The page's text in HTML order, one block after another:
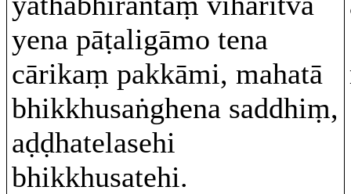
yena pāṭaligāmo tena
cārikaṃ pakkāmi, mahatā
bhikkhusaṅghena saddhiṃ,
aḍḍhatelasehi
bhikkhusatehi.